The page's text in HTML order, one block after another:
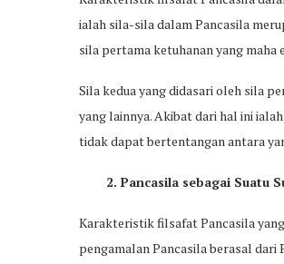
ialah sila-sila dalam Pancasila
sila pertama ketuhanan yang maha
Sila kedua yang didasari oleh sila
yang lainnya. Akibat dari hal ini
tidak dapat bertentangan antara
2. Pancasila sebagai Suatu
Karakteristik filsafat Pancasila
pengamalan Pancasila berasal